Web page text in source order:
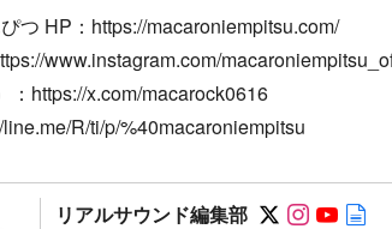
つ HP：https://macaroniempitsu.com/
www.instagram.com/
：https://x.com/macarock0616
R/ti/p/%40macaroniempitsu
リアルサウンド編集部 Follow on
Follow